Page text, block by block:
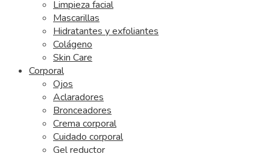
Limpieza facial
Mascarillas
Hidratantes y exfoliantes
Colágeno
Skin Care
Corporal
Ojos
Aclaradores
Bronceadores
Crema corporal
Cuidado corporal
Gel reductor